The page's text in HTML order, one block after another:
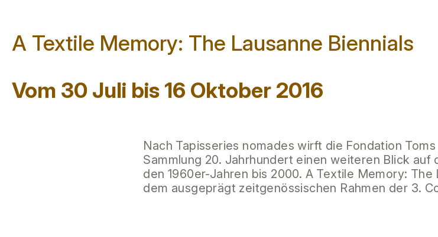
A Textile Memory: The Lausanne Biennials
Vom 30 Juli bis 16 Oktober 2016
Nach Tapisseries nomades wirft die Fondation
Sammlung 20. Jahrhundert einen weiteren Blick
den 1960er-Jahren bis 2000. A Textile Memory:
dem ausgeprägt zeitgenössischen Rahmen der 3.